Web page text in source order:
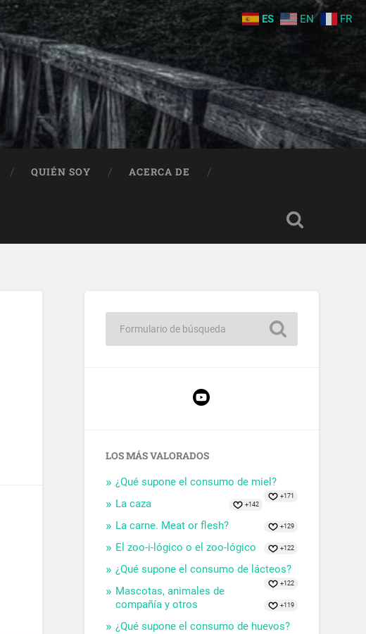
QUIÉN SOY ACERCA DE
LOS MÁS VALORADOS
¿Qué supone el consumo de miel?
+171
La caza +142
La carne. Meat or flesh? +129
El zoo-i-lógico o el zoo-lógico +122
¿Qué supone el consumo de lácteos?
+122
Mascotas, animales de
compañía y otros
+119
¿Qué supone el consumo de huevos?
ES EN FR